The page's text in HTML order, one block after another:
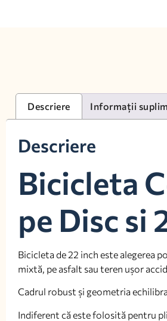
Descriere Informații
Descriere
Bicicleta
pe Disc si
Bicicleta de 22 inch este alegerea
mixtă, pe asfalt sau teren ușor
Cadrul robust și geometria
Indiferent că este folosită pentru